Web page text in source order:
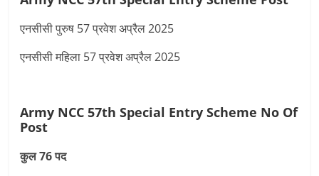
एनसीसी पुरुष 57 प्रवेश अप्रैल 2025
एनसीसी महिला 57 प्रवेश अप्रैल 2025
Army NCC 57th Special Entry Scheme No Of
Post
कुल 76 पद